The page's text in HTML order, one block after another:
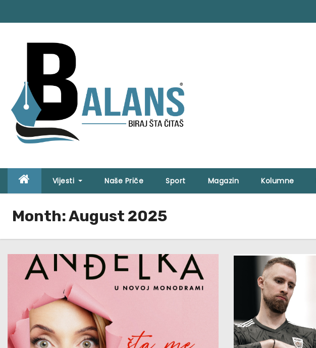
k
Vijesti Naše Priče Sport Magazin Kolumne
Month:August 2025